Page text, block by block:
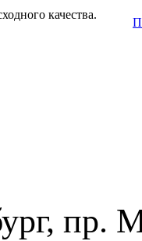
качества.
пр.